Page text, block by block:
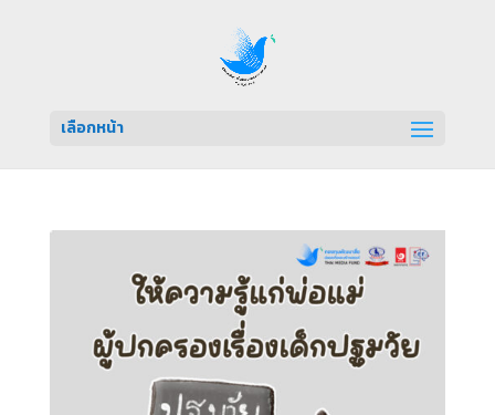
เลือกหน้า